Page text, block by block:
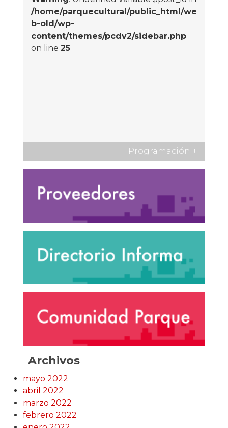
/home/parquecultural/public_html/we
b-old/wp-
content/themes/pcdv2/sidebar.php
on line 25
Programación +
Archivos
mayo 2022
abril 2022
marzo 2022
febrero 2022